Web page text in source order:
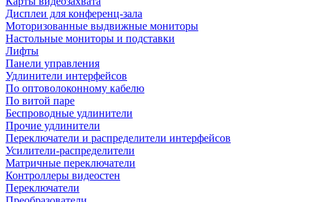
Дисплеи для конференц-зала
Моторизованные выдвижные мониторы
Настольные мониторы и подставки
Лифты
Панели управления
Удлинители интерфейсов
По оптоволоконному кабелю
По витой паре
Беспроводные удлинители
Прочие удлинители
Переключатели и распределители интерфейсов
Усилители-распределители
Матричные переключатели
Контроллеры видеостен
Переключатели